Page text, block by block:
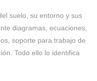
suelo, su entorno y sus
diagramas, ecuaciones,
soporte para trabajo de
Todo ello lo identifica